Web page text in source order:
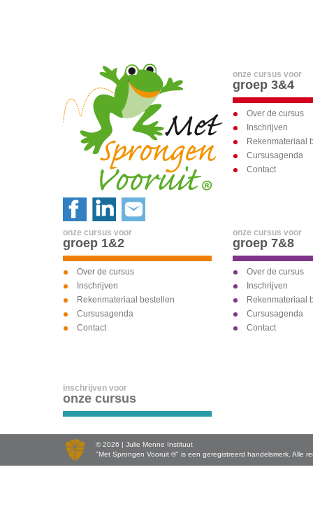
onze cursus voor
groep 3&4
Over de cursus
Inschrijven
Rekenmateriaal
Cursusagenda
Contact
onze cursus voor
groep 1&2
Over de cursus
Inschrijven
Rekenmateriaal bestellen
Cursusagenda
Contact
onze cursus voor
groep 7&8
Over de cursus
Inschrijven
Rekenmateriaal
Cursusagenda
Contact
inschrijven voor
onze cursus
© 2026 | Julie Menne Instituut
"Met Sprongen Vooruit ®" is een geregistreerd handelsmerk. Alle